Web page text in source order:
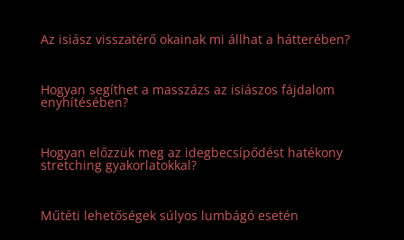
Az isiász visszatérő okainak mi állhat a hátterében?
Hogyan segíthet a masszázs az isiászos fájdalom
enyhítésében?
Hogyan előzzük meg az idegbecsípődést hatékony
stretching gyakorlatokkal?
Műtéti lehetőségek súlyos lumbágó esetén